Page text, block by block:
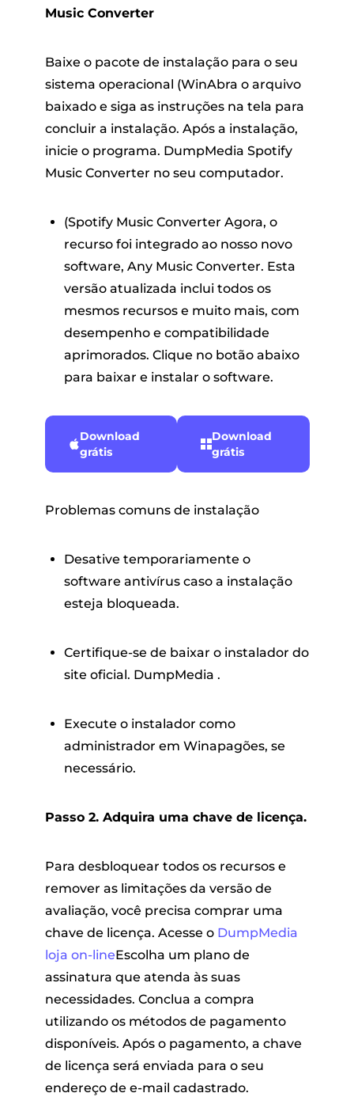
Music Converter
Baixe o pacote de instalação para o seu
sistema operacional (WinAbra o arquivo
baixado e siga as instruções na tela para
concluir a instalação. Após a instalação,
inicie o programa. DumpMedia Spotify
Music Converter no seu computador.
(Spotify Music Converter Agora, o
recurso foi integrado ao nosso novo
software, Any Music Converter. Esta
versão atualizada inclui todos os
mesmos recursos e muito mais, com
desempenho e compatibilidade
aprimorados. Clique no botão abaixo
para baixar e instalar o software.
Download
grátis
Download
grátis
Problemas comuns de instalação
Desative temporariamente o
software antivírus caso a instalação
esteja bloqueada.
Certifique-se de baixar o instalador do
site oficial. DumpMedia .
Execute o instalador como
administrador em Winapagões, se
necessário.
Passo 2. Adquira uma chave de licença.
Para desbloquear todos os recursos e
remover as limitações da versão de
avaliação, você precisa comprar uma
chave de licença. Acesse o DumpMedia
loja on-lineEscolha um plano de
assinatura que atenda às suas
necessidades. Conclua a compra
utilizando os métodos de pagamento
disponíveis. Após o pagamento, a chave
de licença será enviada para o seu
endereço de e-mail cadastrado.